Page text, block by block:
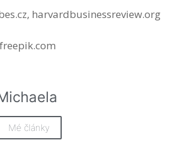
harvardbusinessreview.org
Mé články